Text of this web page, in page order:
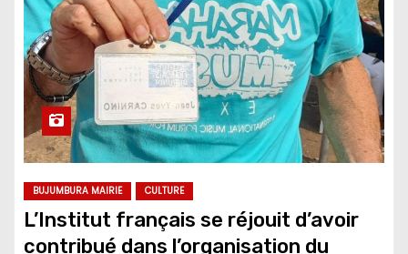
BUJUMBURA MAIRIE CULTURE
L’Institut français se réjouit d’avoir
contribué dans l’organisation du